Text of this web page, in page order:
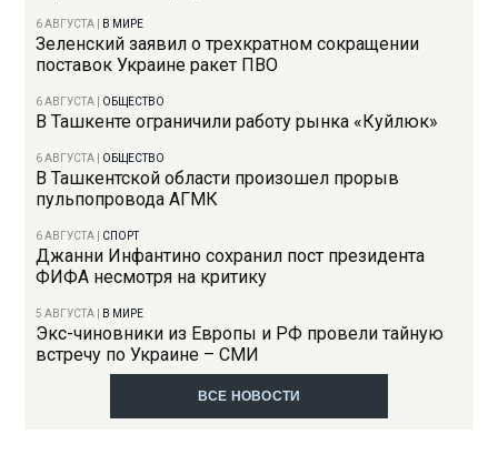
6 АВГУСТА В МИРЕ
Зеленский заявил о трехкратном сокращении
поставок Украине ракет ПВО
6 АВГУСТА ОБЩЕСТВО
В Ташкенте ограничили работу рынка «Куйлюк»
6 АВГУСТА ОБЩЕСТВО
В Ташкентской области произошел прорыв
пульпопровода АГМК
6 АВГУСТА СПОРТ
Джанни Инфантино сохранил пост президента
ФИФА несмотря на критику
5 АВГУСТА В МИРЕ
Экс-чиновники из Европы и РФ провели тайную
встречу по Украине – СМИ
ВСЕ НОВОСТИ